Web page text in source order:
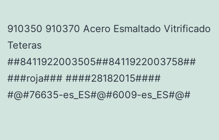
910350 910370 Acero Esmaltado Vitrificado
Teteras
##8411922003505##8411922003758##
###roja### ####28182015####
#@#76635-es_ES#@#6009-es_ES#@#